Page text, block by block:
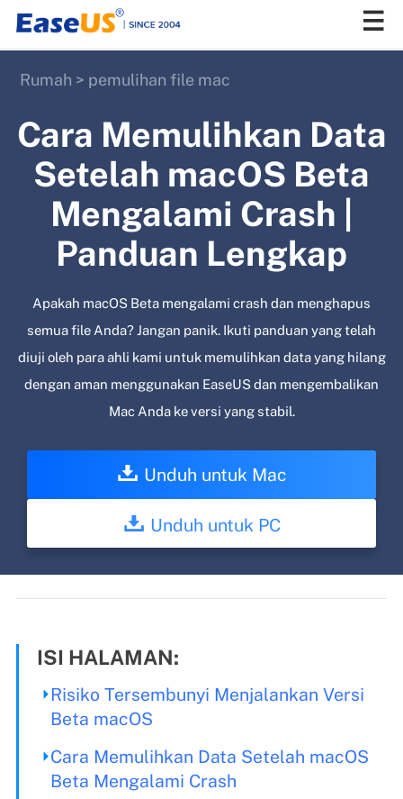
Rumah > pemulihan file mac
Cara Memulihkan Data
Setelah macOS Beta
Mengalami Crash |
Panduan Lengkap
Apakah macOS Beta mengalami crash dan menghapus
semua file Anda? Jangan panik. Ikuti panduan yang telah
diuji oleh para ahli kami untuk memulihkan data yang hilang
dengan aman menggunakan EaseUS dan mengembalikan
Mac Anda ke versi yang stabil.
Unduh untuk Mac
Unduh untuk PC
ISI HALAMAN:
Risiko Tersembunyi Menjalankan Versi
Beta macOS
Cara Memulihkan Data Setelah macOS
Beta Mengalami Crash